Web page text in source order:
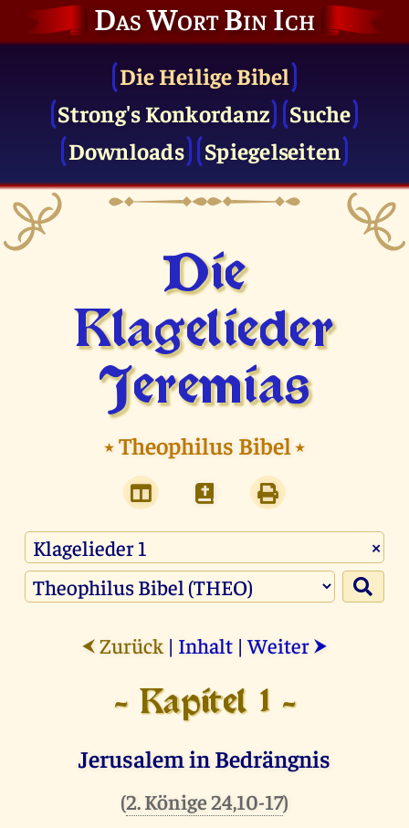
Das Wort Bin Ich
Die Heilige Bibel
Strong's Konkordanz
Suche
Downloads
Spiegelseiten
Die
Klagelieder
Jeremias
⭑Theophilus Bibel⭑
×
⮜ Zurück | Inhalt |Weiter ⮞
- Kapitel 1 -
Jerusalem in Bedrängnis
(2. Könige 24,10-17)